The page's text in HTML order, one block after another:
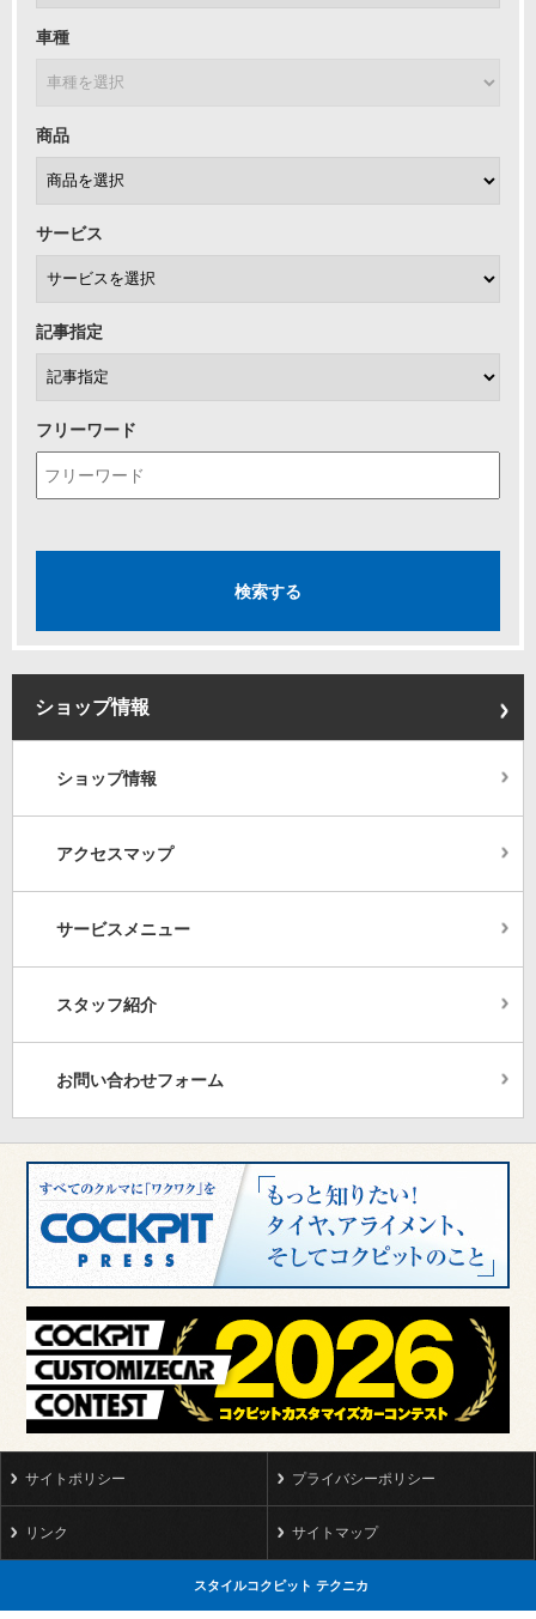
車種
商品
サービス
記事指定
フリーワード
ショップ情報
ショップ情報
アクセスマップ
サービスメニュー
スタッフ紹介
お問い合わせフォーム
サイトポリシー プライバシーポリシー
リンク サイトマップ
スタイルコクピット テクニカ